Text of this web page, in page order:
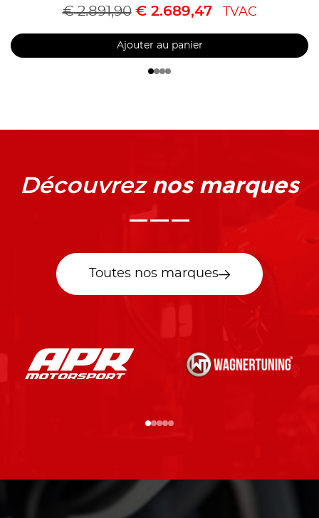
€2.891,90 €2.689,47 TVAC
Ajouter au panier
Découvrez nos marques
Toutes nos marques